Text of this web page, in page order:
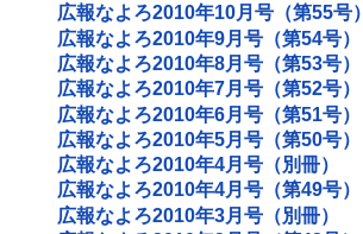
広報なよろ2010年10月号（第55号）
広報なよろ2010年9月号（第54号）
広報なよろ2010年8月号（第53号）
広報なよろ2010年7月号（第52号）
広報なよろ2010年6月号（第51号）
広報なよろ2010年5月号（第50号）
広報なよろ2010年4月号（別冊）
広報なよろ2010年4月号（第49号）
広報なよろ2010年3月号（別冊）